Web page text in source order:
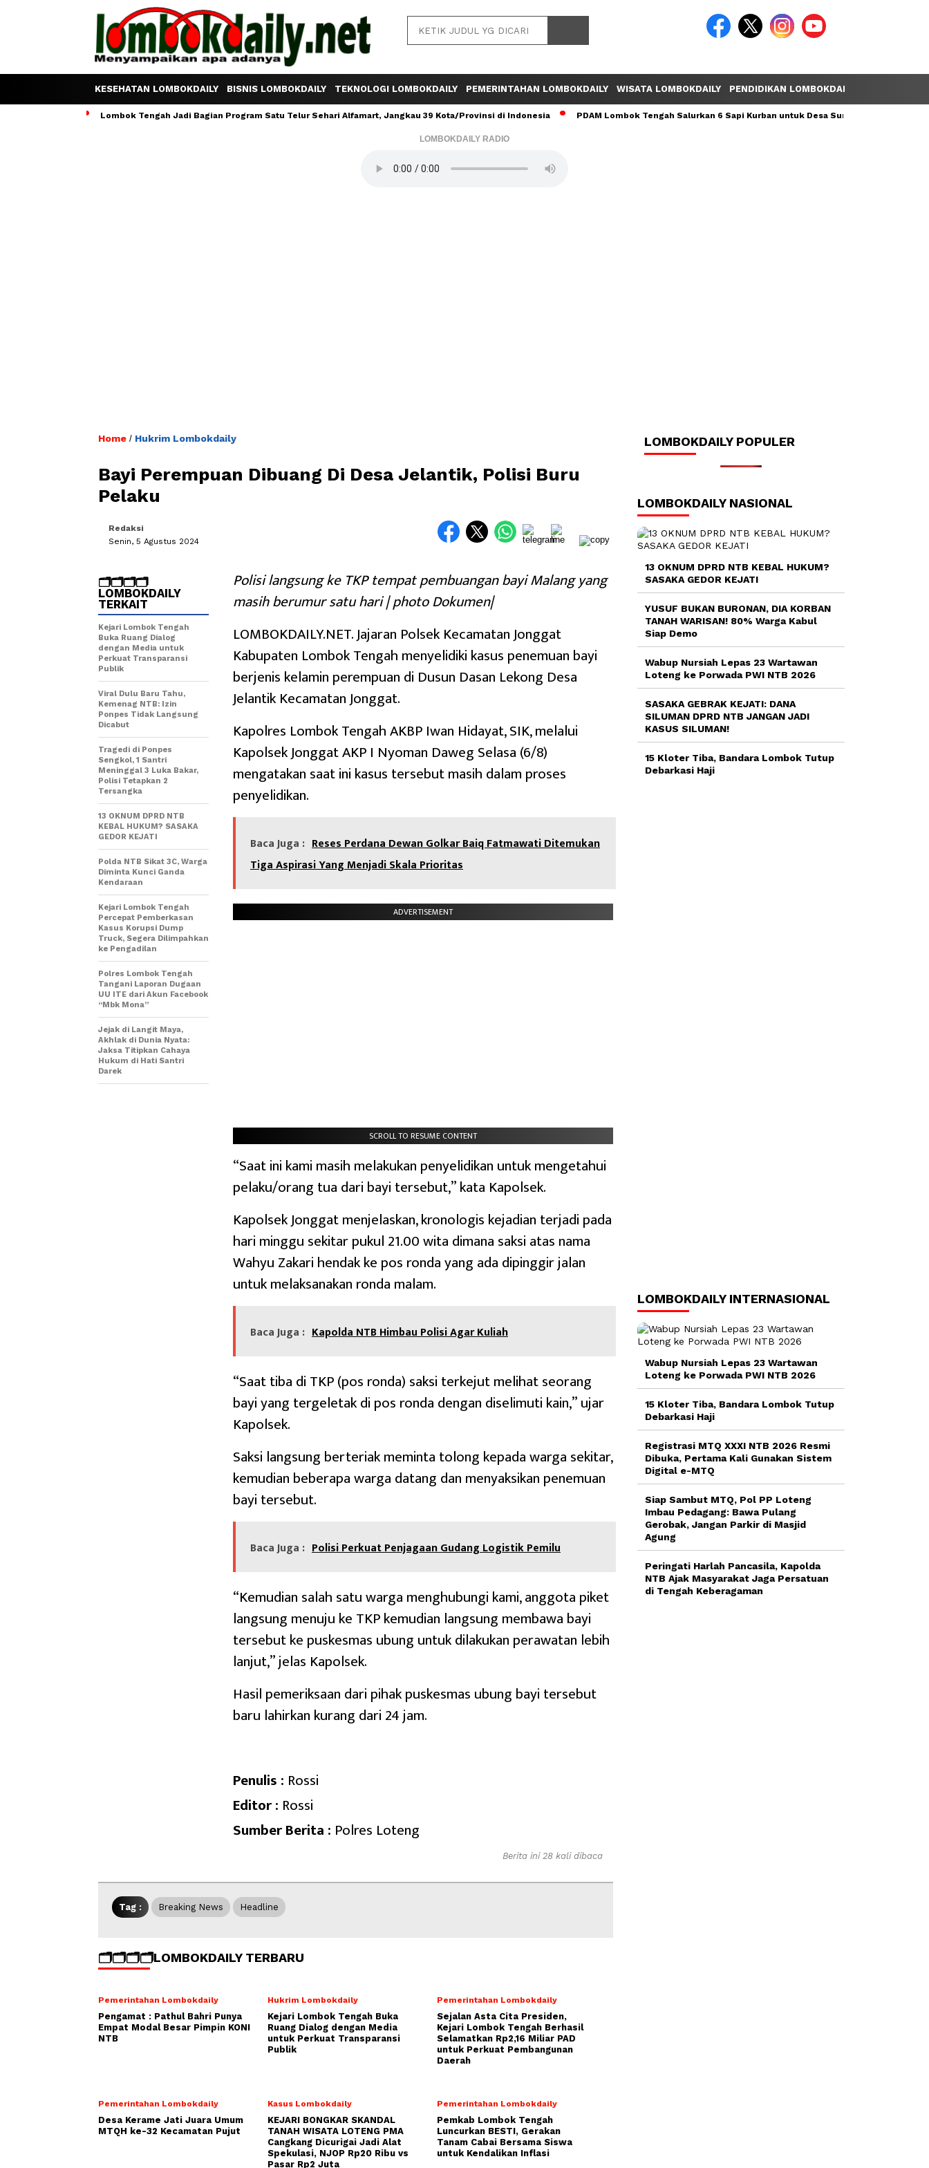
KESEHATAN LOMBOKDAILY BISNIS LOMBOKDAILY TEKNOLOGI LOMBOKDAILY PEMERINTAHAN LOMBOKDAILY WISATA LOMBOKDAILY PENDIDIKAN LOMBOKDAILY
Lombok Tengah Jadi Bagian Program Satu Telur Sehari Alfamart, Jangkau 39 Kota/Provinsi di Indonesia PDAM Lombok Tengah Salurkan 6 Sapi Kurban untuk Desa Sumber Mata Air
LOMBOKDAILY RADIO
Home / Hukrim Lombokdaily
Bayi Perempuan Dibuang Di Desa Jelantik, Polisi Buru
Pelaku
Redaksi
Senin, 5 Agustus 2024
Polisi langsung ke TKP tempat pembuangan bayi Malang yang
masih berumur satu hari | photo Dokumen|
LOMBOKDAILY.NET. Jajaran Polsek Kecamatan Jonggat
Kabupaten Lombok Tengah menyelidiki kasus penemuan bayi
berjenis kelamin perempuan di Dusun Dasan Lekong Desa
Jelantik Kecamatan Jonggat.
Kapolres Lombok Tengah AKBP Iwan Hidayat, SIK, melalui
Kapolsek Jonggat AKP I Nyoman Daweg Selasa (6/8)
mengatakan saat ini kasus tersebut masih dalam proses
penyelidikan.
Baca Juga : Reses Perdana Dewan Golkar Baiq Fatmawati Ditemukan
Tiga Aspirasi Yang Menjadi Skala Prioritas
ADVERTISEMENT
SCROLL TO RESUME CONTENT
“Saat ini kami masih melakukan penyelidikan untuk mengetahui
pelaku/orang tua dari bayi tersebut,” kata Kapolsek.
Kapolsek Jonggat menjelaskan, kronologis kejadian terjadi pada
hari minggu sekitar pukul 21.00 wita dimana saksi atas nama
Wahyu Zakari hendak ke pos ronda yang ada dipinggir jalan
untuk melaksanakan ronda malam.
Baca Juga : Kapolda NTB Himbau Polisi Agar Kuliah
“Saat tiba di TKP (pos ronda) saksi terkejut melihat seorang
bayi yang tergeletak di pos ronda dengan diselimuti kain,” ujar
Kapolsek.
Saksi langsung berteriak meminta tolong kepada warga sekitar,
kemudian beberapa warga datang dan menyaksikan penemuan
bayi tersebut.
Baca Juga : Polisi Perkuat Penjagaan Gudang Logistik Pemilu
“Kemudian salah satu warga menghubungi kami, anggota piket
langsung menuju ke TKP kemudian langsung membawa bayi
tersebut ke puskesmas ubung untuk dilakukan perawatan lebih
lanjut,” jelas Kapolsek.
Hasil pemeriksaan dari pihak puskesmas ubung bayi tersebut
baru lahirkan kurang dari 24 jam.
Penulis : Rossi
Editor : Rossi
Sumber Berita : Polres Loteng
🗂️🗂️🗂️🗂️
LOMBOKDAILY
TERKAIT
Kejari Lombok Tengah
Buka Ruang Dialog
dengan Media untuk
Perkuat Transparansi
Publik
Viral Dulu Baru Tahu,
Kemenag NTB: Izin
Ponpes Tidak Langsung
Dicabut
Tragedi di Ponpes
Sengkol, 1 Santri
Meninggal 3 Luka Bakar,
Polisi Tetapkan 2
Tersangka
13 OKNUM DPRD NTB
KEBAL HUKUM? SASAKA
GEDOR KEJATI
Polda NTB Sikat 3C, Warga
Diminta Kunci Ganda
Kendaraan
Kejari Lombok Tengah
Percepat Pemberkasan
Kasus Korupsi Dump
Truck, Segera Dilimpahkan
ke Pengadilan
Polres Lombok Tengah
Tangani Laporan Dugaan
UU ITE dari Akun Facebook
“Mbk Mona”
Jejak di Langit Maya,
Akhlak di Dunia Nyata:
Jaksa Titipkan Cahaya
Hukum di Hati Santri
Darek
Berita ini 28 kali dibaca
Tag : Breaking News Headline
🗂️🗂️🗂️🗂️LOMBOKDAILY TERBARU
Pemerintahan Lombokdaily
Pengamat : Pathul Bahri Punya
Empat Modal Besar Pimpin KONI
NTB
Hukrim Lombokdaily
Kejari Lombok Tengah Buka
Ruang Dialog dengan Media
untuk Perkuat Transparansi
Publik
Pemerintahan Lombokdaily
Sejalan Asta Cita Presiden,
Kejari Lombok Tengah Berhasil
Selamatkan Rp2,16 Miliar PAD
untuk Perkuat Pembangunan
Daerah
Pemerintahan Lombokdaily
Desa Kerame Jati Juara Umum
MTQH ke-32 Kecamatan Pujut
Kasus Lombokdaily
KEJARI BONGKAR SKANDAL
TANAH WISATA LOTENG PMA
Cangkang Dicurigai Jadi Alat
Spekulasi, NJOP Rp20 Ribu vs
Pasar Rp2 Juta
Pemerintahan Lombokdaily
Pemkab Lombok Tengah
Luncurkan BESTI, Gerakan
Tanam Cabai Bersama Siswa
untuk Kendalikan Inflasi
LOMBOKDAILY POPULER
LOMBOKDAILY NASIONAL
13 OKNUM DPRD NTB KEBAL HUKUM?
SASAKA GEDOR KEJATI
YUSUF BUKAN BURONAN, DIA KORBAN
TANAH WARISAN! 80% Warga Kabul
Siap Demo
Wabup Nursiah Lepas 23 Wartawan
Loteng ke Porwada PWI NTB 2026
SASAKA GEBRAK KEJATI: DANA
SILUMAN DPRD NTB JANGAN JADI
KASUS SILUMAN!
15 Kloter Tiba, Bandara Lombok Tutup
Debarkasi Haji
LOMBOKDAILY INTERNASIONAL
Wabup Nursiah Lepas 23 Wartawan
Loteng ke Porwada PWI NTB 2026
15 Kloter Tiba, Bandara Lombok Tutup
Debarkasi Haji
Registrasi MTQ XXXI NTB 2026 Resmi
Dibuka, Pertama Kali Gunakan Sistem
Digital e-MTQ
Siap Sambut MTQ, Pol PP Loteng
Imbau Pedagang: Bawa Pulang
Gerobak, Jangan Parkir di Masjid
Agung
Peringati Harlah Pancasila, Kapolda
NTB Ajak Masyarakat Jaga Persatuan
di Tengah Keberagaman